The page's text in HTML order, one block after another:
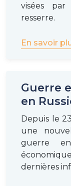
visées
resserre.
En savoir
Guerre
en
Depuis le
une
guerre
dernières